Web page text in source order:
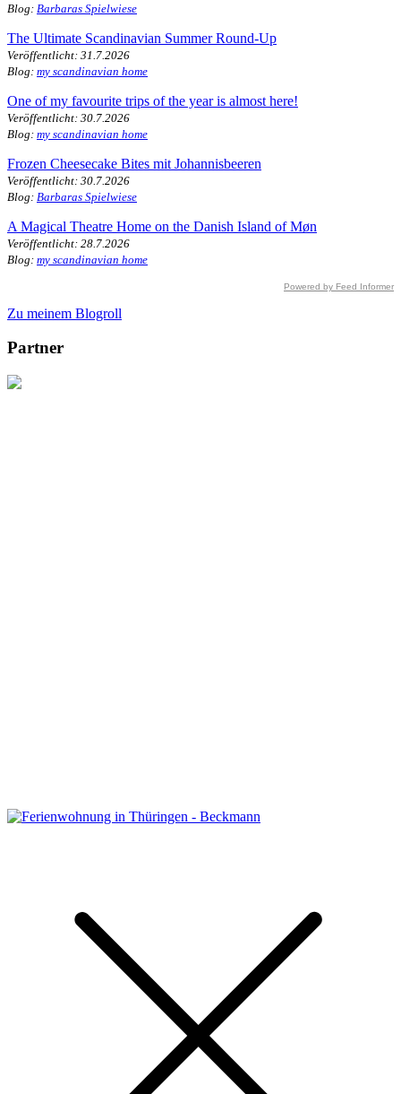
Blog: Barbaras Spielwiese
The Ultimate Scandinavian Summer Round-Up
Veröffentlicht: 31.7.2026
Blog: my scandinavian home
One of my favourite trips of the year is almost here!
Veröffentlicht: 30.7.2026
Blog: my scandinavian home
Frozen Cheesecake Bites mit Johannisbeeren
Veröffentlicht: 30.7.2026
Blog: Barbaras Spielwiese
A Magical Theatre Home on the Danish Island of Møn
Veröffentlicht: 28.7.2026
Blog: my scandinavian home
Powered by Feed Informer
Zu meinem Blogroll
Partner